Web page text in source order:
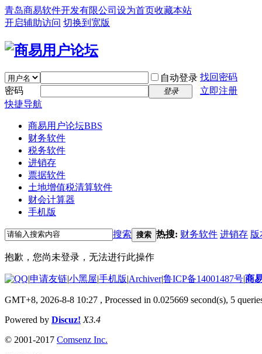
青岛商易软件开发有限公司 设为首页收藏本站
开启辅助访问 切换到宽版
自动登录 找回密码
密码
登录
立即注册
快捷导航
商易用户论坛BBS
财务软件
税务软件
进销存
票据软件
土地增值税清算软件
财会计算器
手机版
搜索 搜索 热搜: 财务软件 进销存 版
抱歉，您尚未登录，无法进行此操作
|申请友链|小黑屋|手机版|Archiver|鲁ICP备14001487号|商
GMT+8, 2026-8-8 10:27 , Processed in 0.025669 second(s), 5
Powered by Discuz! X3.4
© 2001-2017 Comsenz Inc.